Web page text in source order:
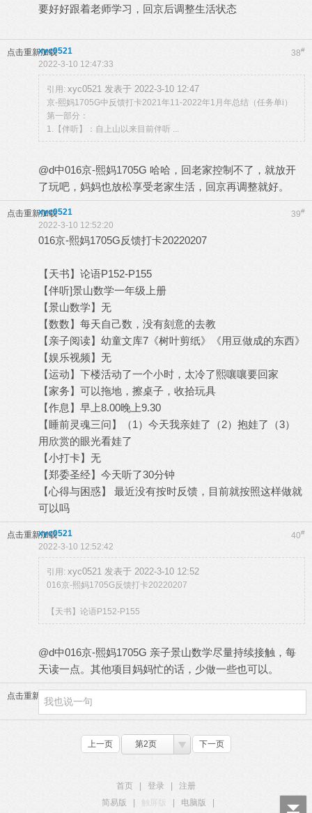
要好好跟着老师学习，回京后调整生活状态
点击重新加载 38#
xyc0521
2022-3-10 12:47:33
引用: xyc0521 发表于 2022-3-10 12:47
京-熙妈1705G中反馈打卡2021年11-2022年1月年总结（任务单i）
第一部分：
1.【伴听】：自上山以来目前伴听 ...
@d中016京-熙妈1705G 哈哈，回老家控制不了，就放开
了玩吧，妈妈也放松享受老家生活，回京再调整就好。
点击重新加载 39#
xyc0521
2022-3-10 12:52:20
016京-熙妈1705G反馈打卡20220207
【天书】论语P152-P155
【伴听]景山数学一年级上册
【景山数学】无
【数数】每天自己数，没有刻意的去教
【亲子阅读】幼童文库7《树叶剪纸》《用豆做成的东西》
【娱乐视频】无
【运动】下楼活动了一个小时，太冷了熙嚷嚷要回家
【家务】可以拖地，擦桌子，收拾玩具
【作息】早上8.00晚上9.30
【睡前灵魂三问】（1）今天我亲娃了（2）抱娃了（3）
用欣赏的眼光看娃了
【小打卡】无
【郑委圣经】今天听了30分钟
【心得与困惑】 最近没有按时反馈，目前就按照这样做就
可以吗
点击重新加载 40#
xyc0521
2022-3-10 12:52:42
引用: xyc0521 发表于 2022-3-10 12:52
016京-熙妈1705G反馈打卡20220207
【天书】论语P152-P155
@d中016京-熙妈1705G 亲子景山数学尽量持续接触，每
天读一点。其他项目妈妈忙的话，少做一些也可以。
点击重新加载
上一页 第2页 下一页
首页 登录
注册
简易版
触屏版 电脑版